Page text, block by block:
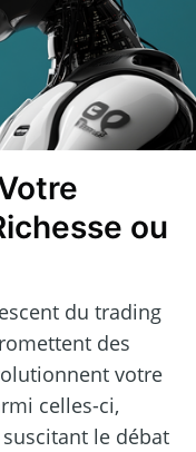
ou
du trading
des
votre
celles-ci,
le débat